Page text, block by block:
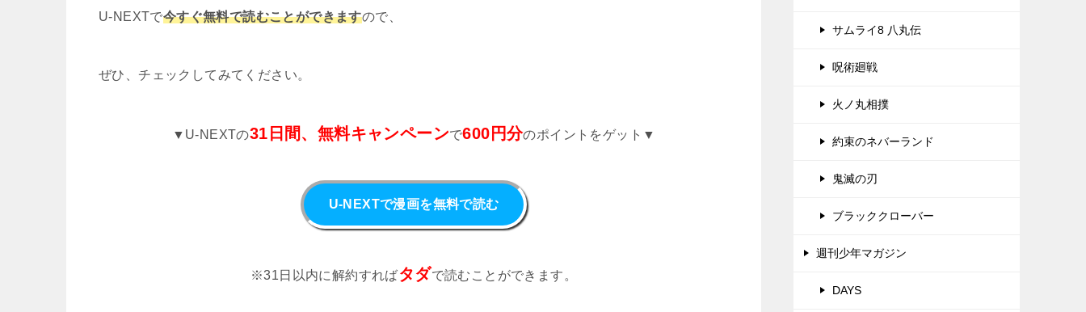
U-NEXTで今すぐ無料で読むことができますので、
ぜひ、チェックしてみてください。
▼U-NEXTの31日間、無料キャンペーンで600円分のポイントをゲット▼
U-NEXTで漫画を無料で読む
※31日以内に解約すればタダで読むことができます。
サムライ8 八丸伝
呪術廻戦
火ノ丸相撲
約束のネバーランド
鬼滅の刃
ブラッククローバー
週刊少年マガジン
DAYS